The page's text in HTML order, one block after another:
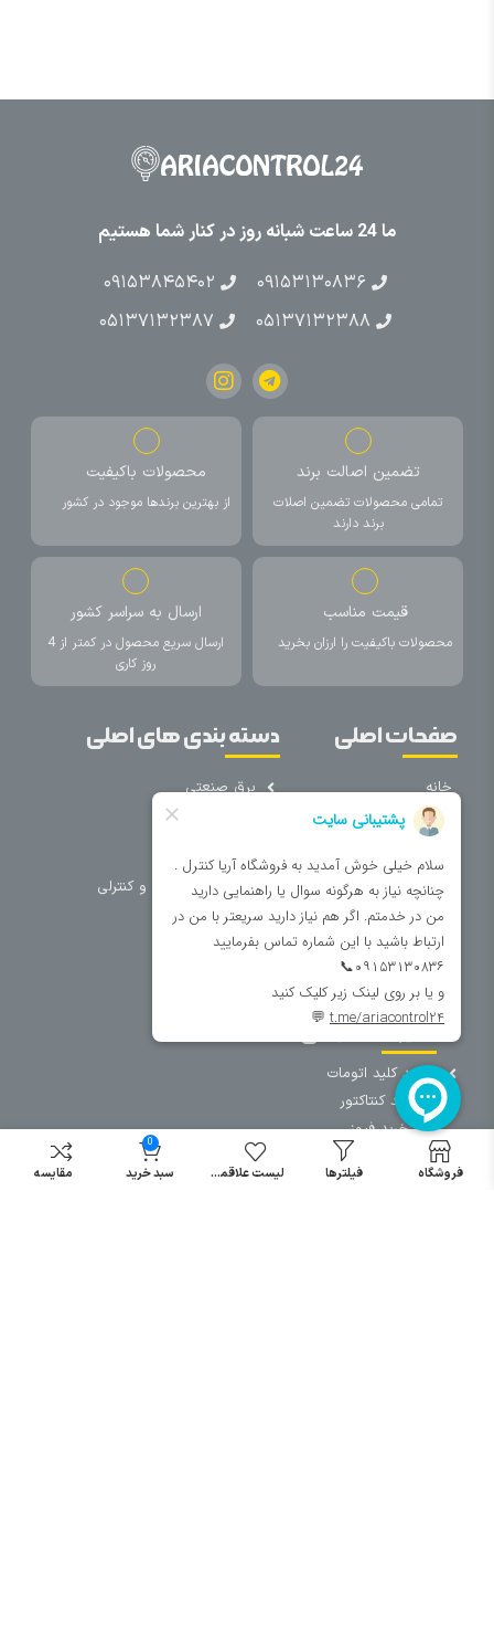
ما 24 ساعت شبانه روز در کنار شما هستیم
۰۹۱۵۳۱۳۰۸۳۶
۰۹۱۵۳۸۴۵۴۰۲
۰۵۱۳۷۱۳۲۳۸۸
۰۵۱۳۷۱۳۲۳۸۷
تضمین اصالت برند
تمامی محصولات تضمین اصلات
برند دارند
محصولات باکیفیت
از بهترین برندها موجود در کشور
قیمت مناسب
محصولات باکیفیت را ارزان بخرید
ارسال به سراسر کشور
ارسال سریع محصول در کمتر از 4
روز کاری
صفحات اصلی
خانه
درباره ما
تماس با ما
فروشگاه
دسته بندی های اصلی
برق صنعتی
تجهیزات تابلویی
تجهیزات حفاظتی و کنترلی
روشنایی
سیم و کابل
سایر دسته بندی ها
خرید کلید اتومات
خرید کنتاکتور
خرید فیوز
مینیاتوری
خرید میکرو
فروشگاه فیلترها لیست علاقمندی
0
سبد خرید مقایسه